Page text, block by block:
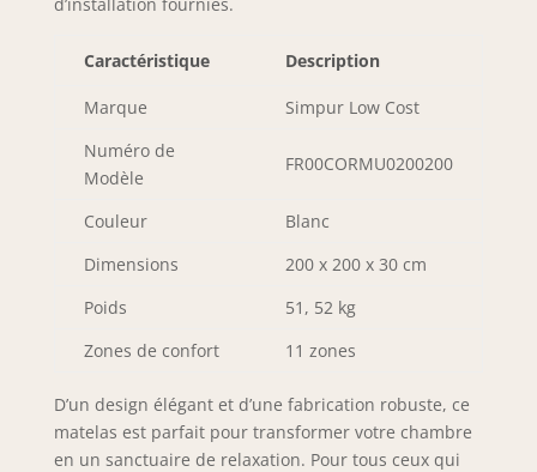
Caractéristique Description
Marque
Simpur Low Cost
Numéro de
Modèle
FR00CORMU0200200
Couleur
Blanc
Dimensions
200 x 200 x 30 cm
Poids
51, 52 kg
Zones de confort
11 zones
D’un design élégant et d’une fabrication robuste, ce
matelas est parfait pour transformer votre chambre
en un sanctuaire de relaxation. Pour tous ceux qui